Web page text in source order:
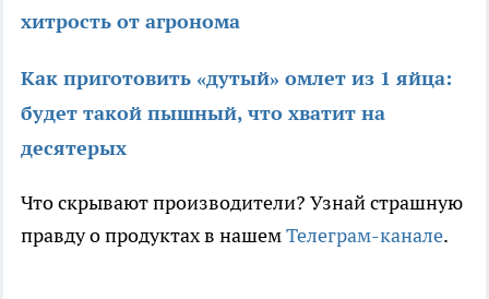
хитрость от агронома
Как приготовить «дутый» омлет из 1 яйца:
будет такой пышный, что хватит на
десятерых
Что скрывают производители? Узнай страшную
правду о продуктах в нашемТелеграм-канале.